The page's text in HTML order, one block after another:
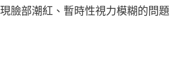
臉部潮紅、暫時性視力模糊的問題